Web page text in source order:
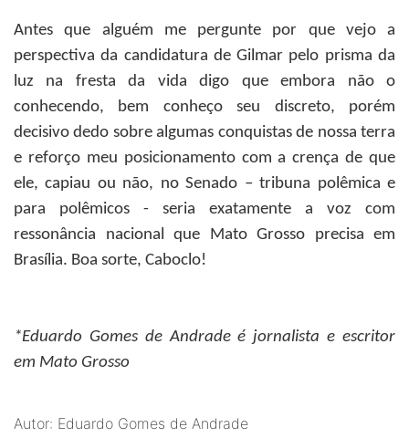
Antes que alguém me pergunte por que vejo a
perspectiva da candidatura de Gilmar pelo prisma da
luz na fresta da vida digo que embora não o
conhecendo, bem conheço seu discreto, porém
decisivo dedo sobre algumas conquistas de nossa terra
e reforço meu posicionamento com a crença de que
ele, capiau ou não, no Senado – tribuna polêmica e
para polêmicos - seria exatamente a voz com
ressonância nacional que Mato Grosso precisa em
Brasília. Boa sorte, Caboclo!
*Eduardo Gomes de Andradeé jornalista e escritor
em Mato Grosso
Autor: Eduardo Gomes de Andrade